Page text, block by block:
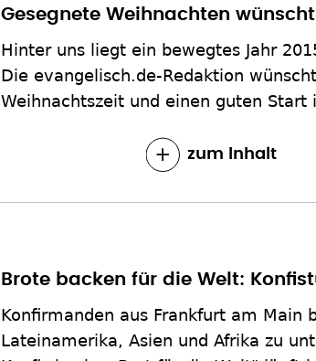
Gesegnete Weihnachten
Hinter uns liegt ein bewegtes Jahr
Die evangelisch.de-Redaktion
Weihnachtszeit und einen guten Start
zum Inhalt
Brote backen für die Welt:
Konfirmanden aus Frankfurt am Main
Lateinamerika, Asien und Afrika zu